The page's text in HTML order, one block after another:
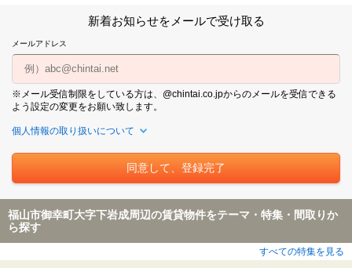
新着お知らせをメールで受け取る
メールアドレス
※メール受信制限をしている方は、@chintai.co.jpからのメールを受信できる
よう設定の変更をお願い致します。
個人情報の取り扱いについて
福山市御幸町大字下岩成周辺の賃貸物件をテーマ・特集・間取りか
ら探す
すべての特集を見る